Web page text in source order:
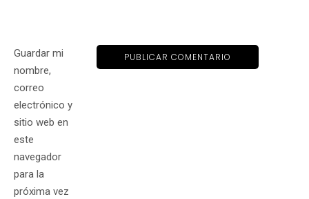
Guardar mi
nombre,
correo
electrónico y
sitio web en
este
navegador
para la
próxima vez